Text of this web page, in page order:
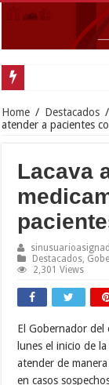
Home / Destacados /
atender a pacientes
Lacava
Destacados
2,301 Views
El Gobernador del
lunes el inicio de
atender de
en casos